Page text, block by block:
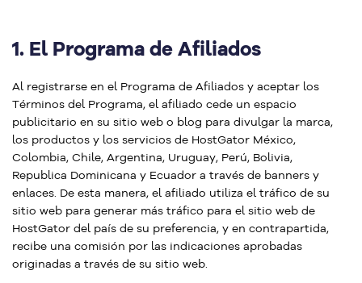
1. El Programa de Afiliados
Al registrarse en el Programa de Afiliados y aceptar los
Términos del Programa, el afiliado cede un espacio
publicitario en su sitio web o blog para divulgar la marca,
los productos y los servicios de HostGator México,
Colombia, Chile, Argentina, Uruguay, Perú, Bolivia,
Republica Dominicana y Ecuador a través de banners y
enlaces. De esta manera, el afiliado utiliza el tráfico de su
sitio web para generar más tráfico para el sitio web de
HostGator del país de su preferencia, y en contrapartida,
recibe una comisión por las indicaciones aprobadas
originadas a través de su sitio web.